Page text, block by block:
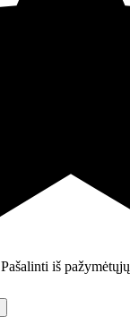
Pašalinti iš pažymėtųjų